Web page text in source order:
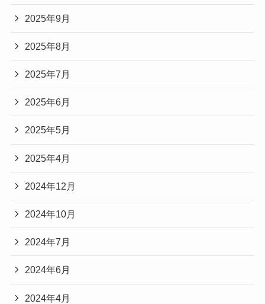
2025年9月
2025年8月
2025年7月
2025年6月
2025年5月
2025年4月
2024年12月
2024年10月
2024年7月
2024年6月
2024年4月